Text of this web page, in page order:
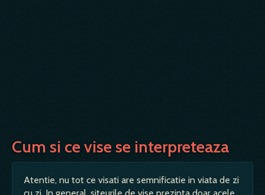
Cum si ce vise se interpreteaza
Atentie, nu tot ce visati are semnificatie in viata de zi